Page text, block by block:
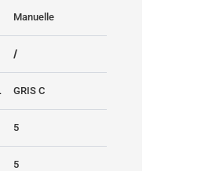
Manuelle
/
GRIS C
5
5